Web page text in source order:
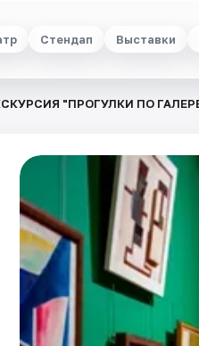
Стендап Выставки
"ПРОГУЛКИ ПО